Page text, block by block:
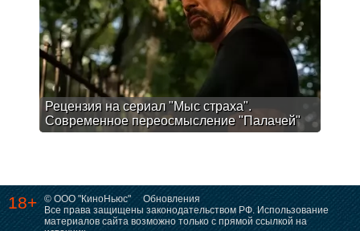
Рецензия на сериал "Мыс страха".
Современное переосмысление "Палачей"
18+ © ООО "КиноНьюс"
Обновления
Все права защищены законодательством РФ. Использование
материалов сайта возможно только с прямой ссылкой на